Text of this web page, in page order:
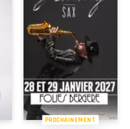
PROCHAINEMENT